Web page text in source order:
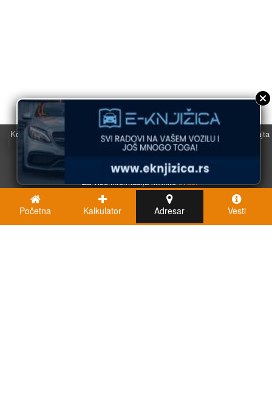
Koristimo kolačiće u svrhu boljeg korisničkog iskustva. Korišćenjem sajta
saglasni ste sa njihovom upotrebom.
U redu
Za više informacija klikniteovde.
Početna Kalkulator Adresar Vesti